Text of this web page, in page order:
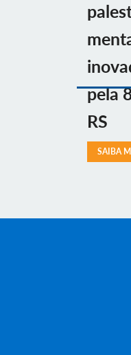
pela
RS
SAIBA